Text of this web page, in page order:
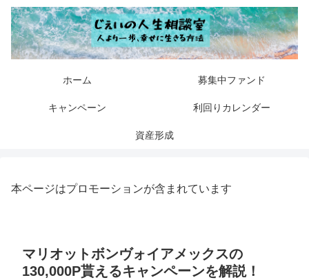
ホーム 募集中ファンド
キャンペーン 利回りカレンダー
資産形成
本ページはプロモーションが含まれています
マリオットボンヴォイアメックスの
130,000P貰えるキャンペーンを解説！